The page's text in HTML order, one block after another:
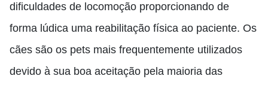
dificuldades de locomoção proporcionando de
forma lúdica uma reabilitação física ao paciente. Os
cães são os pets mais frequentemente utilizados
devido à sua boa aceitação pela maioria das